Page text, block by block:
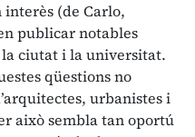
(de Carlo,
publicar notables
ciutat i la universitat.
qüestions no
urbanistes i
això sembla tan oportú